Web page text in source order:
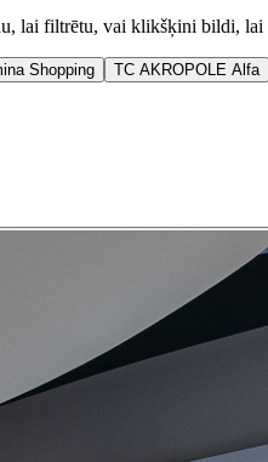
lai filtrētu, vai klikšķini bildi, lai
Shopping TC AKROPOLE Alfa